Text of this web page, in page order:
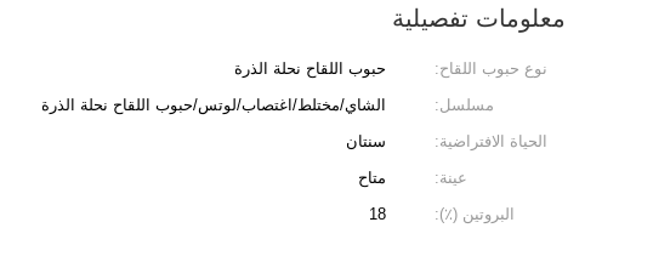
معلومات تفصيلية
نوع حبوب اللقاح: حبوب اللقاح نحلة الذرة
مسلسل:
الشاي/مختلط/اغتصاب/لوتس/حبوب اللقاح نحلة الذرة
الحياة الافتراضية:
سنتان
عينة:
متاح
البروتين (٪):
18